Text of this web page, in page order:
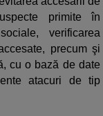
primite în
verificarea
precum şi
cu o bază de date
atacuri de tip